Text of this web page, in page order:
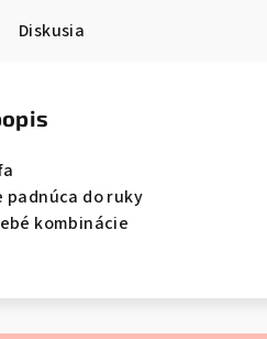
Diskusia
padnúca do ruky
kombinácie